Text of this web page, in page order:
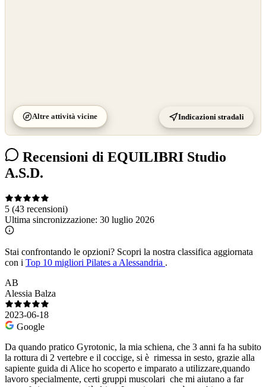
Altre attività vicine Indicazioni stradali
Recensioni di EQUILIBRI Studio
A.S.D.
5 (43 recensioni)
Ultima sincronizzazione: 30 luglio 2026
Stai confrontando le opzioni? Scopri la nostra classifica aggiornata
con i Top 10 migliori Pilates a Alessandria .
AB
Alessia Balza
2023-06-18
Google
Da quando pratico Gyrotonic, la mia schiena, che 3 anni fa ha subito
la rottura di 2 vertebre e il coccige, si è rimessa in sesto, grazie alla
sapiente guida di Alice ho scoperto e imparato a utilizzare,quando
lavoro specialmente, certi gruppi muscolari che mi aiutano a far